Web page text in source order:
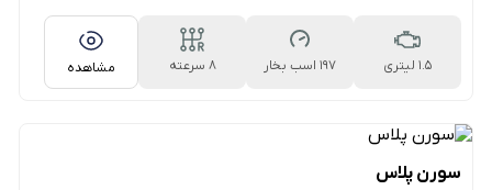
1.5 لیتری 197 اسب بخار
۸ سرعته
مشاهده
سورن پلاس